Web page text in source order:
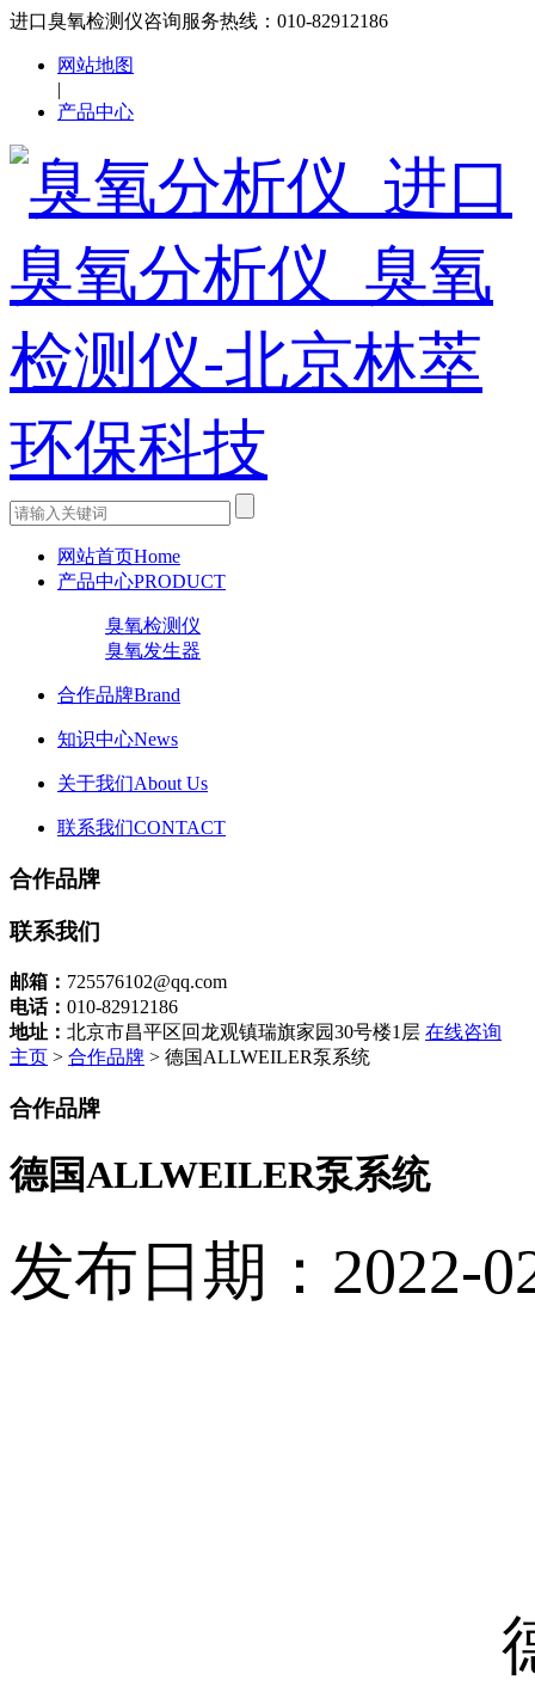
进口臭氧检测仪咨询服务热线：010-82912186
网站地图
|
产品中心
网站首页Home
产品中心PRODUCT
臭氧检测仪
臭氧发生器
合作品牌Brand
知识中心News
关于我们About Us
联系我们CONTACT
合作品牌
联系我们
邮箱： 725576102@qq.com
电话： 010-82912186
地址： 北京市昌平区回龙观镇瑞旗家园30号楼1层 在线咨询
主页 > 合作品牌 > 德国ALLWEILER泵系统
合作品牌
德国ALLWEILER泵系统
发布日期：2022-
德